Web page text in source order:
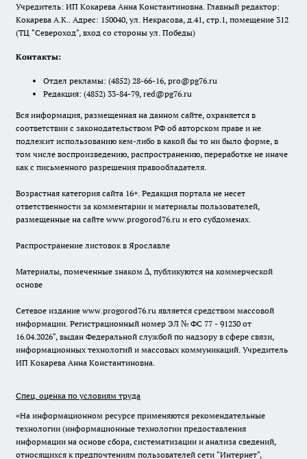
Учредитель: ИП Кокарева Анна Константиновна. Главный редактор:
Кокарева А.К.. Адрес: 150040, ул. Некрасова, д.41, стр.1, помещение 312
(ТЦ "Североход", вход со стороны ул. Победы)
Контакты:
Отдел рекламы: (4852) 28-66-16, pro@pg76.ru
Редакция: (4852) 33-84-79, red@pg76.ru
Вся информация, размещенная на данном сайте, охраняется в
соответствии с законодательством РФ об авторском праве и не
подлежит использованию кем-либо в какой бы то ни было форме, в
том числе воспроизведению, распространению, переработке не иначе
как с письменного разрешения правообладателя.
Возрастная категория сайта 16+. Редакция портала не несет
ответственности за комментарии и материалы пользователей,
размещенные на сайте www.progorod76.ru и его субдоменах.
Распространение листовок в Ярославле
Материалы, помеченные знаком ∆, публикуются на коммерческой
основе
Сетевое издание www.progorod76.ru является средством массовой
информации. Регистрационный номер ЭЛ № ФС 77 - 91230 от
16.04.2026", выдан Федеральной службой по надзору в сфере связи,
информационных технологий и массовых коммуникаций. Учредитель
ИП Кокарева Анна Константиновна.
Спец. оценка по условиям труда
«На информационном ресурсе применяются рекомендательные
технологии (информационные технологии предоставления
информации на основе сбора, систематизации и анализа сведений,
относящихся к предпочтениям пользователей сети "Интернет",